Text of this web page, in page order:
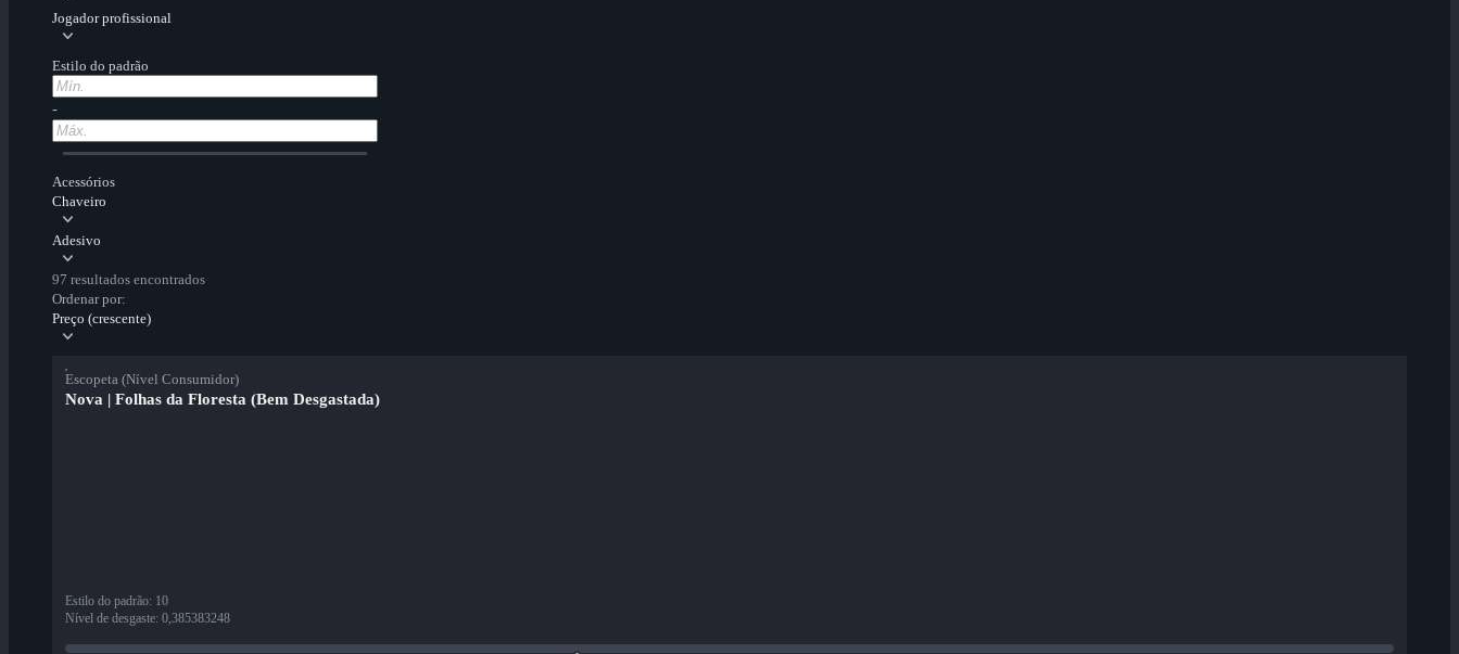
Jogador profissional
Estilo do padrão
-
Acessórios
Chaveiro
Adesivo
97 resultados encontrados
Ordenar por:
Preço (crescente)
Escopeta (Nível Consumidor)
Nova | Folhas da Floresta (Bem Desgastada)
Estilo do padrão: 10
Nível de desgaste: 0,385383248